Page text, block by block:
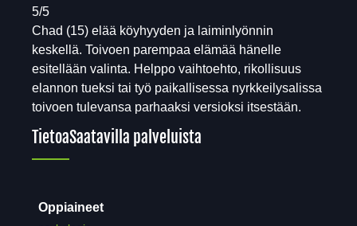
5/5
Chad (15) elää köyhyyden ja laiminlyönnin
keskellä. Toivoen parempaa elämää hänelle
esitellään valinta. Helppo vaihtoehto, rikollisuus
elannon tueksi tai työ paikallisessa nyrkkeilysalissa
toivoen tulevansa parhaaksi versioksi itsestään.
TietoaSaatavilla palveluista
Oppiaineet